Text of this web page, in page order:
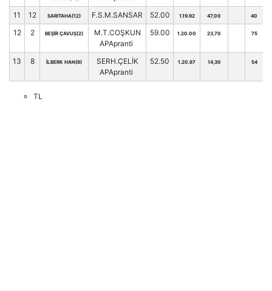
11 12 SARITAHA(12) F.S.M.SANSAR 52.00 1.19.92 47,00 40
12 2 BEŞİR ÇAVUŞ(2)
M.T.COŞKUN
APApranti
59.00 1.20.00 23,70 75
13 8 İLBERK HAN(8)
SERH.ÇELİK
APApranti
52.50 1.20.87 14,30 54
TL